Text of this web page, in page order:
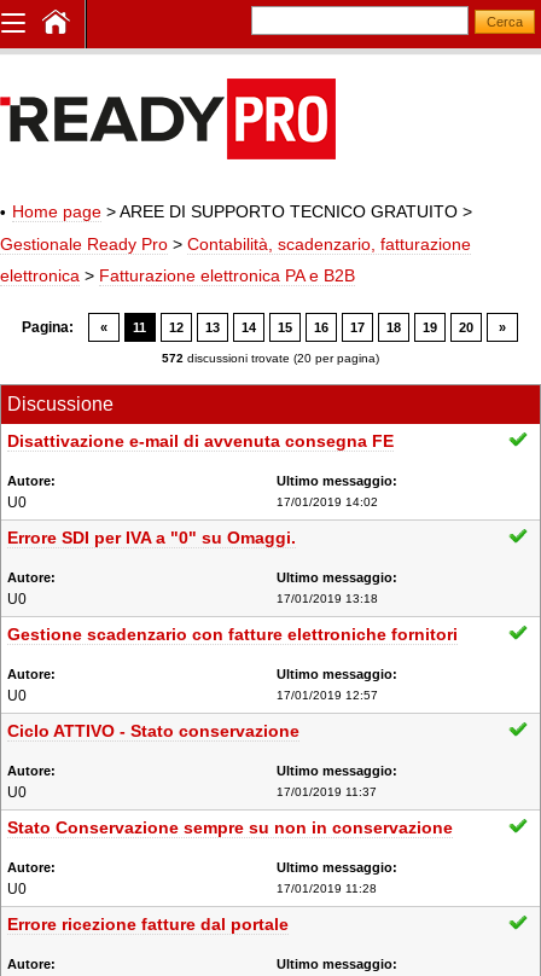
Home page > AREE DI SUPPORTO TECNICO GRATUITO >
Gestionale Ready Pro > Contabilità, scadenzario, fatturazione
elettronica > Fatturazione elettronica PA e B2B
Pagina: « 11 12 13 14 15 16 17 18 19 20 »
572 discussioni trovate (20 per pagina)
Discussione
Disattivazione e-mail di avvenuta consegna FE
U0 17/01/2019 14:02
Errore SDI per IVA a "0" su Omaggi.
U0 17/01/2019 13:18
Gestione scadenzario con fatture elettroniche fornitori
U0 17/01/2019 12:57
Ciclo ATTIVO - Stato conservazione
U0 17/01/2019 11:37
Stato Conservazione sempre su non in conservazione
U0 17/01/2019 11:28
Errore ricezione fatture dal portale